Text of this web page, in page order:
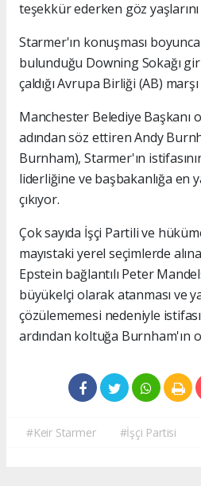
teşekkür ederken göz yaşlarını
Starmer'ın konuşması boyunca
bulunduğu Downing Sokağı
çaldığı Avrupa Birliği (AB)
Manchester Belediye Başkanı
adından söz ettiren Andy
Burnham), Starmer'ın
liderliğine ve başbakanlığa en
çıkıyor.
Çok sayıda İşçi Partili ve
mayıstaki yerel seçimlerde
Epstein bağlantılı Peter
büyükelçi olarak atanması ve
çözülememesi nedeniyle
ardından koltuğa Burnham'ın
#Keir Starmer #İşçi Partisi